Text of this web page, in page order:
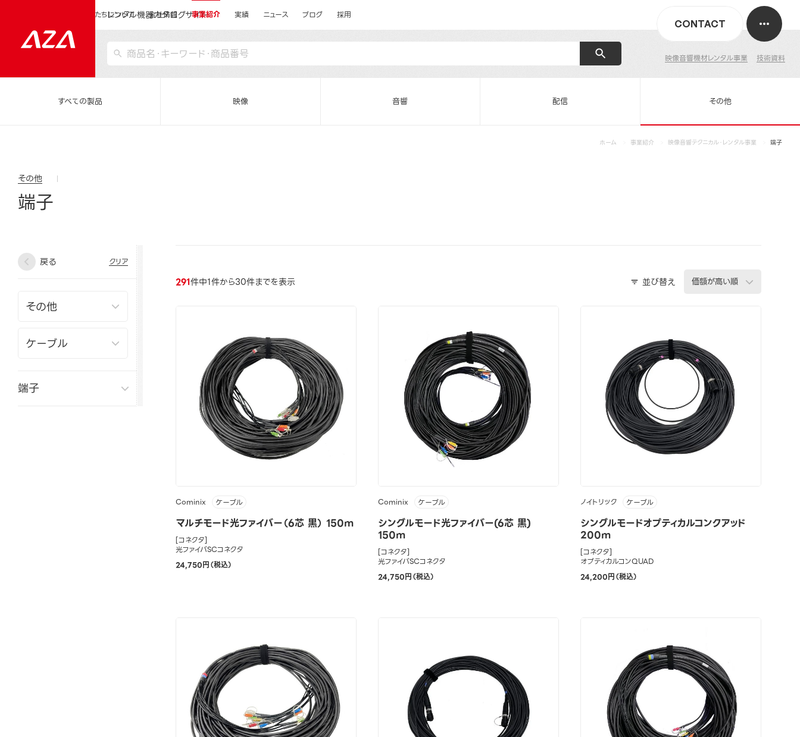
レンタル機器カタログサイト
映像音響機材レンタル事業 技術資料
CONTACT
私たちについて 会社情報 事業紹介 実績 ニュース ブログ 採用
すべての製品 映像 音響 配信 その他
ホーム 事業紹介 映像音響テクニカル・レンタル事業 端子
その他
端子
戻る クリア
端子
291件中1件から30件までを表示 並び替え
Cominix ケーブル
マルチモード光ファイバー（6芯 黒） 150m
[コネクタ]
光ファイバSCコネクタ
24,750円（税込）
Cominix ケーブル
シングルモード光ファイバー(6芯 黒)
150m
[コネクタ]
光ファイバSCコネクタ
24,750円（税込）
ノイトリック ケーブル
シングルモードオプティカルコンクアッド
200m
[コネクタ]
オプティカルコンQUAD
24,200円（税込）